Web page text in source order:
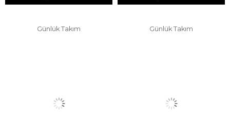
Günlük Takım Günlük Takım